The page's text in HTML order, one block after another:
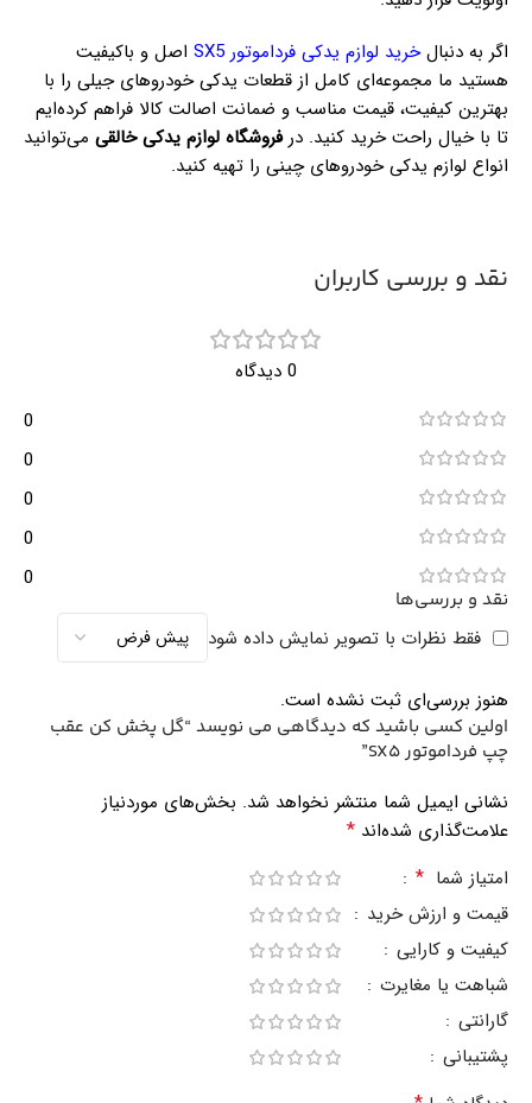
اگر به دنبالخرید لوازم یدکی فرداموتور SX5
اصل و باکیفیت
هستید ما مجموعه‌ای کامل از قطعات یدکی خودروهای جیلی را با
بهترین کیفیت، قیمت مناسب و ضمانت اصالت کالا فراهم کرده‌ایم
تا با خیال راحت خرید کنید. درفروشگاه لوازم یدکی خالقی می‌توانید
انواع لوازم یدکی خودروهای چینی را تهیه کنید.
نقد و بررسی کاربران
0 دیدگاه
0
0
0
0
0
نقد و بررسی‌ها
فقط نظرات با تصویر نمایش داده شود
هنوز بررسی‌ای ثبت نشده است.
اولین کسی باشید که دیدگاهی می نویسد “گل پخش کن عقب
چپ فرداموتور SX5”
نشانی ایمیل شما منتشر نخواهد شد. بخش‌های موردنیاز
علامت‌گذاری شده‌اند *
امتیاز شما *
قیمت و ارزش خرید
کیفیت و کارایی
شباهت یا مغایرت
گارانتی
پشتیبانی